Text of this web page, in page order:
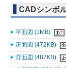
CADシンボ
平面図 (1MB)
正面図 (472KB)
背面図 (487KB)